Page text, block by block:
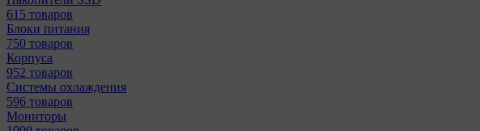
615 товаров
Блоки питания
750 товаров
Корпуса
952 товаров
Системы охлаждения
596 товаров
Мониторы